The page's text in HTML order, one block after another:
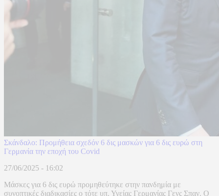
Σκάνδαλο: Προμήθεια σχεδόν 6 δις μασκών για 6 δις ευρώ στη
Γερμανία την εποχή του Covid
27/06/2025 - 16:02
Μάσκες για 6 δις ευρώ προμηθεύτηκε στην πανδημία με
συνοπτικές διαδικασίες ο τότε υπ. Υγείας Γερμανίας Γενς Σπαν. Ο